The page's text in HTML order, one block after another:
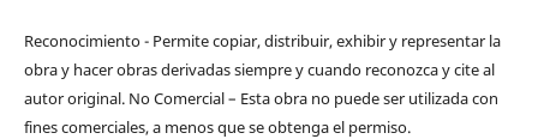
Reconocimiento - Permite copiar, distribuir, exhibir y representar la
obra y hacer obras derivadas siempre y cuando reconozca y cite al
autor original. No Comercial – Esta obra no puede ser utilizada con
fines comerciales, a menos que se obtenga el permiso.